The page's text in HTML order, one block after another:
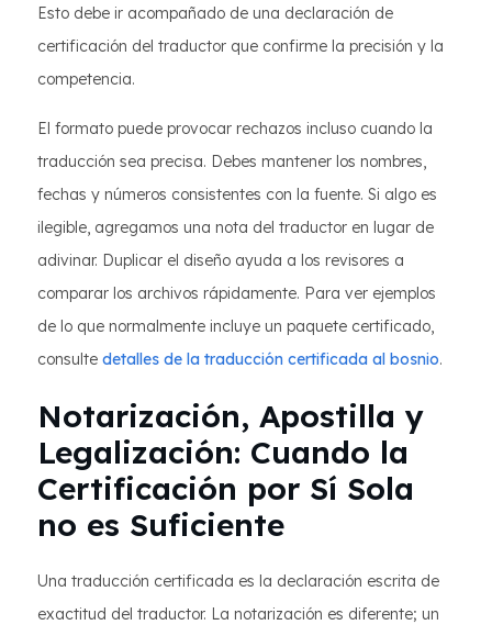
Esto debe ir acompañado de una declaración de
certificación del traductor que confirme la precisión y la
competencia.
El formato puede provocar rechazos incluso cuando la
traducción sea precisa. Debes mantener los nombres,
fechas y números consistentes con la fuente. Si algo es
ilegible, agregamos una nota del traductor en lugar de
adivinar. Duplicar el diseño ayuda a los revisores a
comparar los archivos rápidamente. Para ver ejemplos
de lo que normalmente incluye un paquete certificado,
consulte detalles de la traducción certificada al bosnio.
Notarización, Apostilla y
Legalización: Cuando la
Certificación por Sí Sola
no es Suficiente
Una traducción certificada es la declaración escrita de
exactitud del traductor. La notarización es diferente; un